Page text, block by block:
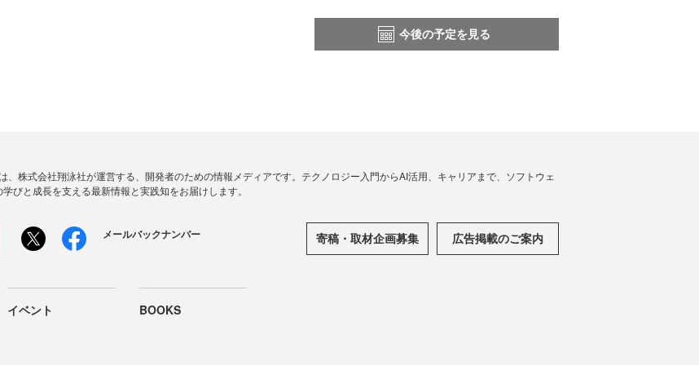
今後の予定を見る
、株式会社翔泳社が運営する、開発者のための情報メディアです。テクノロジー入門からAI活用、キャリアまで、ソフトウェ
びと成長を支える最新情報と実践知をお届けします。
メールバックナンバー 寄稿・取材企画募集 広告掲載のご案内
イベント BOOKS